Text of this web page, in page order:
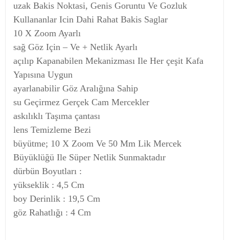
uzak Bakis Noktasi, Genis Goruntu Ve Gozluk
Kullananlar Icin Dahi Rahat Bakis Saglar
10 X Zoom Ayarlı
sağ Göz Için – Ve + Netlik Ayarlı
açılıp Kapanabilen Mekanizması Ile Her çeşit Kafa
Yapısına Uygun
ayarlanabilir Göz Aralığına Sahip
su Geçirmez Gerçek Cam Mercekler
askılıklı Taşıma çantası
lens Temizleme Bezi
büyütme; 10 X Zoom Ve 50 Mm Lik Mercek
Büyüklüğü Ile Süper Netlik Sunmaktadır
dürbün Boyutları :
yükseklik : 4,5 Cm
boy Derinlik : 19,5 Cm
göz Rahatlığı : 4 Cm